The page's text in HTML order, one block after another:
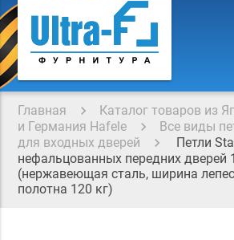
Главная
Каталог товаров из
и Германия Hafele
Все виды
для входных дверей
Петли
нефальцованных передних дверей
(нержавеющая сталь, ширина
полотна 120 кг)